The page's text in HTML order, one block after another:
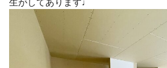
生がしてあります♩